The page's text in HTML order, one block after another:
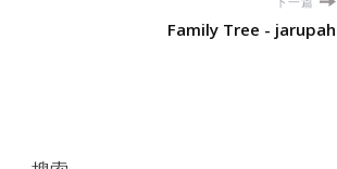
Family Tree - jarupah